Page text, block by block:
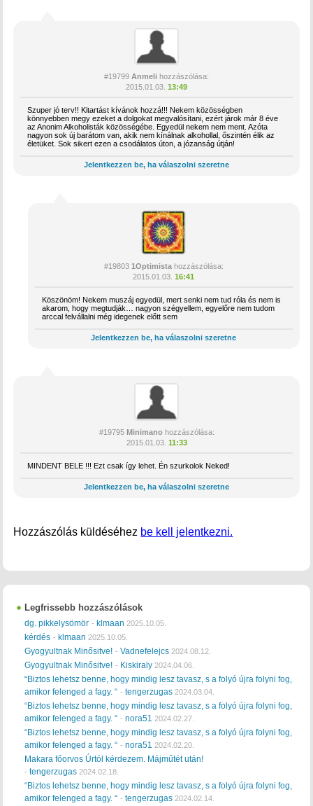
#19799 Anmeli hozzászólása:
2015.01.03. 13:49
Szuper jó terv!! Kitartást kívánok hozzá!!! Nekem közösségben
könnyebben megy ezeket a dolgokat megvalósítani, ezért járok már 8 éve
az Anonim Alkoholisták közösségébe. Egyedül nekem nem ment. Azóta
nagyon sok új barátom van, akik nem kínálnak alkohollal, őszintén élik az
életüket. Sok sikert ezen a csodálatos úton, a józanság útján!
Jelentkezzen be, ha válaszolni szeretne
#19803 1Optimistahozzászólása:
2015.01.03. 16:41
Köszönöm! Nekem muszáj egyedül, mert senki nem tud róla és nem is
akarom, hogy megtudják… nagyon szégyellem, egyelőre nem tudom
arccal felvállalni még idegenek előtt sem
Jelentkezzen be, ha válaszolni szeretne
#19795 Minimano hozzászólása:
2015.01.03. 11:33
MINDENT BELE !!! Ezt csak így lehet. Én szurkolok Neked!
Jelentkezzen be, ha válaszolni szeretne
Hozzászólás küldéséhez be kell jelentkezni.
Legfrissebb hozzászólások
dg. pikkelysömör - klmaan 2025.10.05.
kérdés - klmaan 2025.10.05.
Gyogyultnak Minősitve! -Vadnefelejcs 2024.08.12.
Gyogyultnak Minősitve! - Kiskiraly 2024.04.06.
“Biztos lehetsz benne, hogy mindig lesz tavasz, s a folyó újra folyni fog,
amikor felenged a fagy. “ -tengerzugas 2024.03.04.
“Biztos lehetsz benne, hogy mindig lesz tavasz, s a folyó újra folyni fog,
amikor felenged a fagy. “ -nora51 2024.02.27.
“Biztos lehetsz benne, hogy mindig lesz tavasz, s a folyó újra folyni fog,
amikor felenged a fagy. “ -nora51 2024.02.20.
Makara főorvos Úrtól kérdezem. Májműtét után!
-tengerzugas 2024.02.18.
“Biztos lehetsz benne, hogy mindig lesz tavasz, s a folyó újra folyni fog,
amikor felenged a fagy. “ -tengerzugas 2024.02.14.